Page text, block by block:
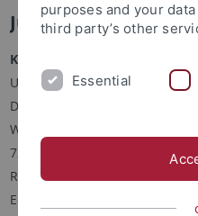
Julian Sieler, M.A.
Kontakt
Universität Tübingen
Deutsches Seminar
Wilhelmstr. 50
72074 Tübingen
Raum 318
E-Mail:
purposes and your
third party’s other
Essential